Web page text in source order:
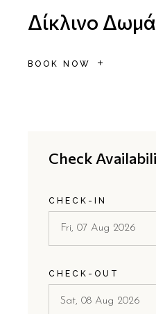
Δίκλινο
BOOK NOW
Check
CHECK-IN
CHECK-OUT